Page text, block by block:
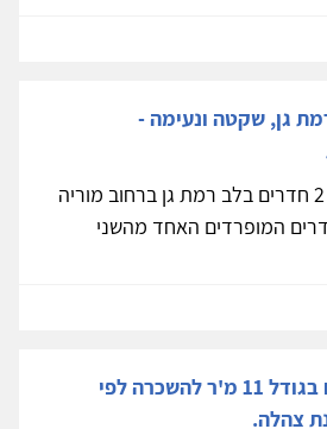
גן, שקטה ונעימה -
קליניקה להשכרה עם 2 חדרים בלב רמת גן ברחוב מוריה
לקליניקה 2 חדרים המופרדים האחד מהשני
חדר טיפולים מקסים בגודל 11 מ'ר להשכרה לפי
צהלה.